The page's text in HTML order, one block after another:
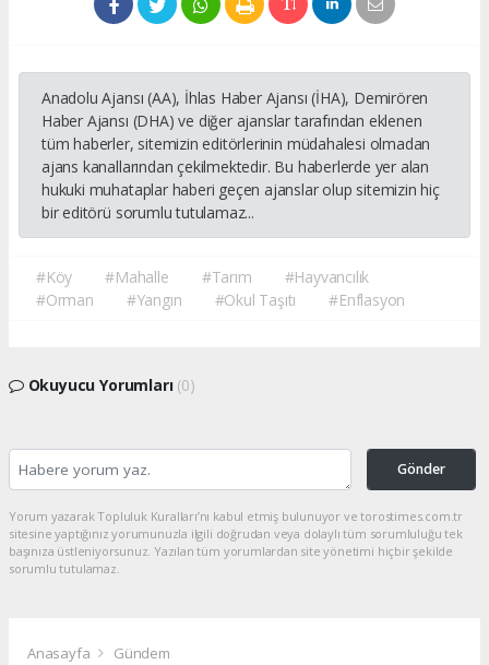
Anadolu Ajansı (AA), İhlas Haber Ajansı (İHA), Demirören
Haber Ajansı (DHA) ve diğer ajanslar tarafından eklenen
tüm haberler, sitemizin editörlerinin müdahalesi olmadan
ajans kanallarından çekilmektedir. Bu haberlerde yer alan
hukuki muhataplar haberi geçen ajanslar olup sitemizin hiç
bir editörü sorumlu tutulamaz...
#Köy #Mahalle #Tarım
#Hayvancılık
#Orman
#Yangın #Okul Taşıtı #Enflasyon
Okuyucu Yorumları (0)
Gönder
Yorum yazarak Topluluk Kuralları’nı kabul etmiş bulunuyor ve torostimes.com.tr
sitesine yaptığınız yorumunuzla ilgili doğrudan veya dolaylı tüm sorumluluğu tek
başınıza üstleniyorsunuz. Yazılan tüm yorumlardan site yönetimi hiçbir şekilde
sorumlu tutulamaz.
Anasayfa Gündem